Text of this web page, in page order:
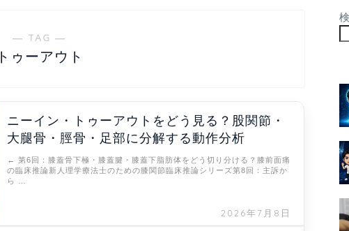
― TAG ―
トゥーアウト
ニーイン・トゥーアウトをどう見る？股関節・
大腿骨・脛骨・足部に分解する動作分析
2026年7月8日
← 第6回：膝蓋骨下極・膝蓋腱・膝蓋下脂肪体をどう切り分ける？膝前面痛
の臨床推論新人理学療法士のための膝関節臨床推論シリーズ第8回：主訴か
ら …